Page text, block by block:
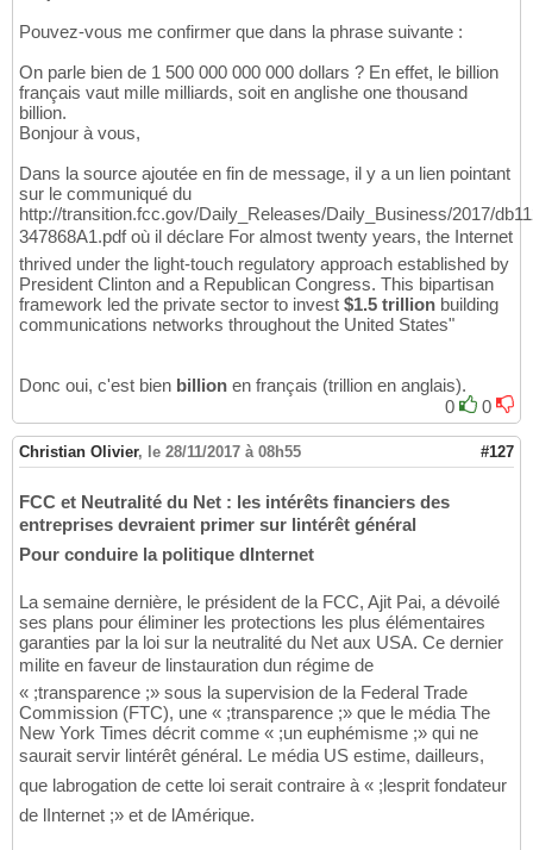
Pouvez-vous me confirmer que dans la phrase suivante :
On parle bien de 1 500 000 000 000 dollars ? En effet, le billion
français vaut mille milliards, soit en anglishe one thousand
billion.
Bonjour à vous,
Dans la source ajoutée en fin de message, il y a un lien pointant
sur le communiqué du
http://transition.fcc.gov/Daily_Releases/Daily_Business/2017/
347868A1.pdf où il déclare For almost twenty years, the Internet
thrived under the light-touch regulatory approach established by
President Clinton and a Republican Congress. This bipartisan
framework led the private sector to invest $1.5 trillion building
communications networks throughout the United States"
Donc oui, c'est bien billion en français (trillion en anglais).
0
0
Christian Olivier, le 28/11/2017 à 08h55 #127
FCC et Neutralité du Net : les intérêts financiers des
entreprises devraient primer sur lintérêt général
Pour conduire la politique dInternet
La semaine dernière, le président de la FCC, Ajit Pai, a dévoilé
ses plans pour éliminer les protections les plus élémentaires
garanties par la loi sur la neutralité du Net aux USA. Ce dernier
milite en faveur de linstauration dun régime de
« ;transparence ;» sous la supervision de la Federal Trade
Commission (FTC), une « ;transparence ;» que le média The
New York Times décrit comme « ;un euphémisme ;» qui ne
saurait servir lintérêt général. Le média US estime, dailleurs,
que labrogation de cette loi serait contraire à « ;lesprit fondateur
de lInternet ;» et de lAmérique.